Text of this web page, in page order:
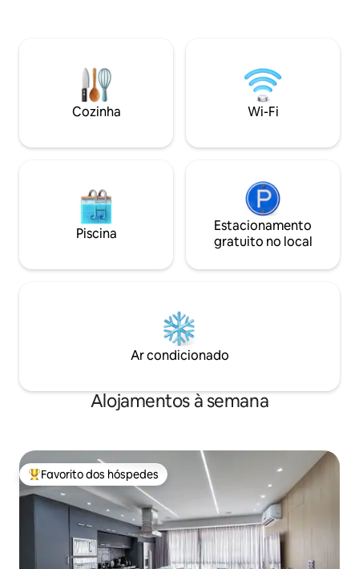
Infraestrutura completa com piscina no
rooftop e deslumbrante vista mar,
academia moderna e coworking.
Cozinha Wi-Fi
Piscina
Estacionamento
gratuito no local
Ar condicionado
Alojamentos à semana
Favoritos dos hóspedes mais apreciados
Favorito dos hóspedes